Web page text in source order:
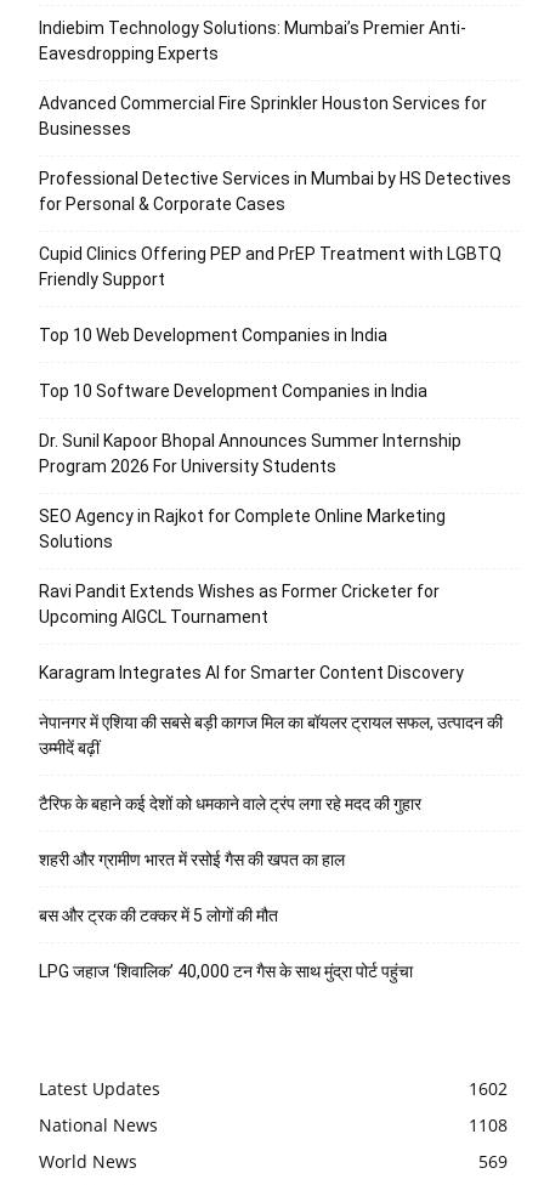
Indiebim Technology Solutions: Mumbai’s Premier Anti-
Eavesdropping Experts
Advanced Commercial Fire Sprinkler Houston Services for
Businesses
Professional Detective Services in Mumbai by HS Detectives
for Personal & Corporate Cases
Cupid Clinics Offering PEP and PrEP Treatment with LGBTQ
Friendly Support
Top 10 Web Development Companies in India
Top 10 Software Development Companies in India
Dr. Sunil Kapoor Bhopal Announces Summer Internship
Program 2026 For University Students
SEO Agency in Rajkot for Complete Online Marketing
Solutions
Ravi Pandit Extends Wishes as Former Cricketer for
Upcoming AIGCL Tournament
Karagram Integrates AI for Smarter Content Discovery
नेपानगर में एशिया की सबसे बड़ी कागज मिल का बॉयलर ट्रायल सफल, उत्पादन की
उम्मीदें बढ़ीं
टैरिफ के बहाने कई देशों को धमकाने वाले ट्रंप लगा रहे मदद की गुहार
शहरी और ग्रामीण भारत में रसोई गैस की खपत का हाल
बस और ट्रक की टक्कर में 5 लोगों की मौत
LPG जहाज ‘शिवालिक’ 40,000 टन गैस के साथ मुंद्रा पोर्ट पहुंचा
Latest Updates
1602
National News
1108
World News
569